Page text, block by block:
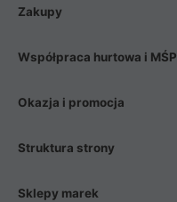
Zakupy
Współpraca hurtowa i MŚP
Okazja i promocja
Struktura strony
Sklepy marek